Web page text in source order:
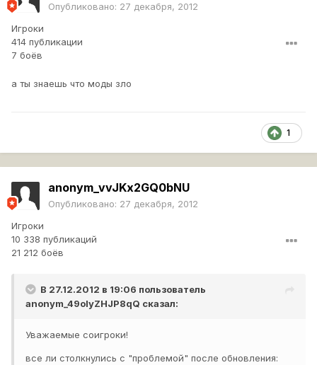
Опубликовано: 27 декабря, 2012
Игроки
414 публикации
7 боёв
а ты знаешь что моды зло
1
anonym_vvJKx2GQ0bNU
Опубликовано: 27 декабря, 2012
Игроки
10 338 публикаций
21 212 боёв
В 27.12.2012 в 19:06 пользователь
anonym_49oIyZHJP8qQ сказал:
Уважаемые соигроки!
все ли столкнулись с "проблемой" после обновления: